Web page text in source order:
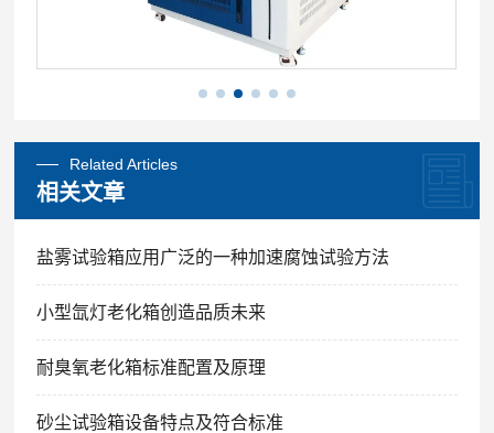
Related Articles
相关文章
盐雾试验箱应用广泛的一种加速腐蚀试验方法
小型氙灯老化箱创造品质未来
耐臭氧老化箱标准配置及原理
砂尘试验箱设备特点及符合标准